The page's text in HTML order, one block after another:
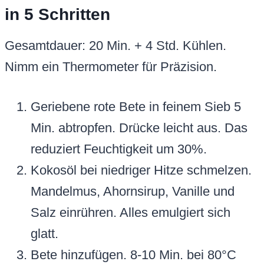
in 5 Schritten
Gesamtdauer: 20 Min. + 4 Std. Kühlen.
Nimm ein Thermometer für Präzision.
Geriebene rote Bete in feinem Sieb 5
Min. abtropfen. Drücke leicht aus. Das
reduziert Feuchtigkeit um 30%.
Kokosöl bei niedriger Hitze schmelzen.
Mandelmus, Ahornsirup, Vanille und
Salz einrühren. Alles emulgiert sich
glatt.
Bete hinzufügen. 8-10 Min. bei 80°C